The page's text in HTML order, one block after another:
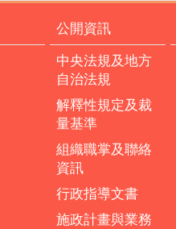
公開資訊
中央法規及地方
自治法規
解釋性規定及裁
量基準
組織職掌及聯絡
資訊
行政指導文書
施政計畫與業務